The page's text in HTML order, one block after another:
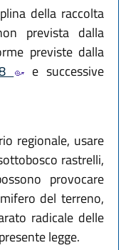
della raccolta
prevista dalla
previste dalla
e successive
regionale, usare
rastrelli,
provocare
del terreno,
radicale delle
legge.